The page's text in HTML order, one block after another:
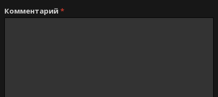
Комментарий *